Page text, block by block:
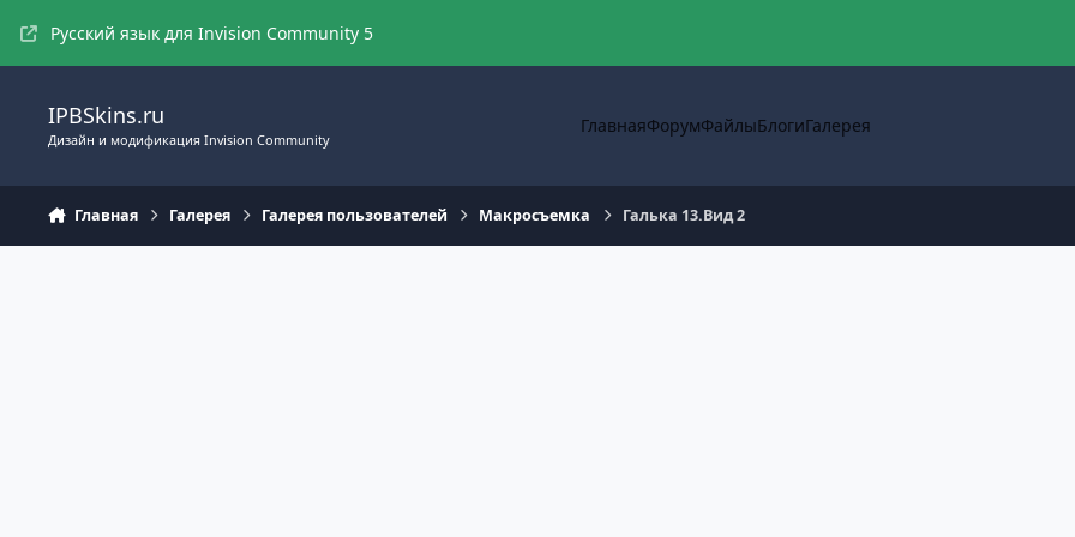
Русский язык для Invision Community 5
IPBSkins.ru
Дизайн и модификация Invision Community
ГлавнаяФорумФайлыБлогиГалерея
Главная Галерея Галерея пользователей Макросъемка Галька 13.Вид 2